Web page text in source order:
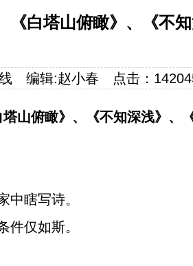
白塔山俯瞰》、《不
编辑:赵小春 点击：
塔山俯瞰》、《不知深浅》、
中瞎写诗。
件仅如斯。